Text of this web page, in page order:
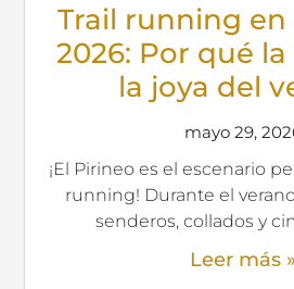
Trail running en
2026: Por qué la
la joya del
mayo 29,
¡El Pirineo es el escenario
running! Durante el
senderos, collados y
Leer más »